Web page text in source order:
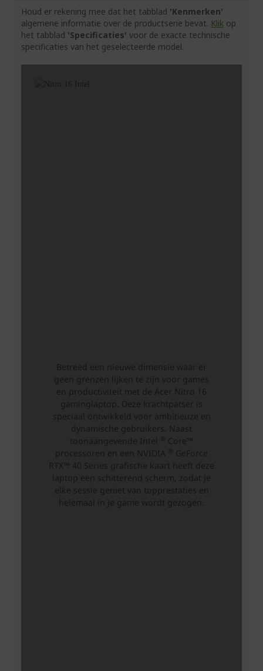
Houd er rekening mee dat het tabblad 'Kenmerken'
algemene informatie over de productserie bevat. Klik op
het tabblad 'Specificaties' voor de exacte technische
specificaties van het geselecteerde model.